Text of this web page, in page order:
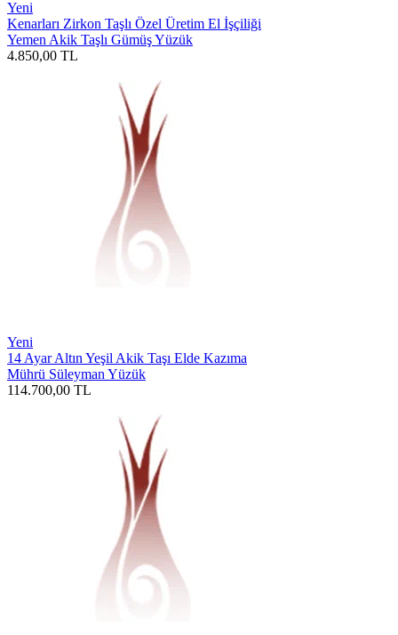
Yeni
Kenarları Zirkon Taşlı Özel Üretim El İşçiliği
Yemen Akik Taşlı Gümüş Yüzük
4.850,00 TL
Yeni
14 Ayar Altın Yeşil Akik Taşı Elde Kazıma
Mührü Süleyman Yüzük
114.700,00 TL